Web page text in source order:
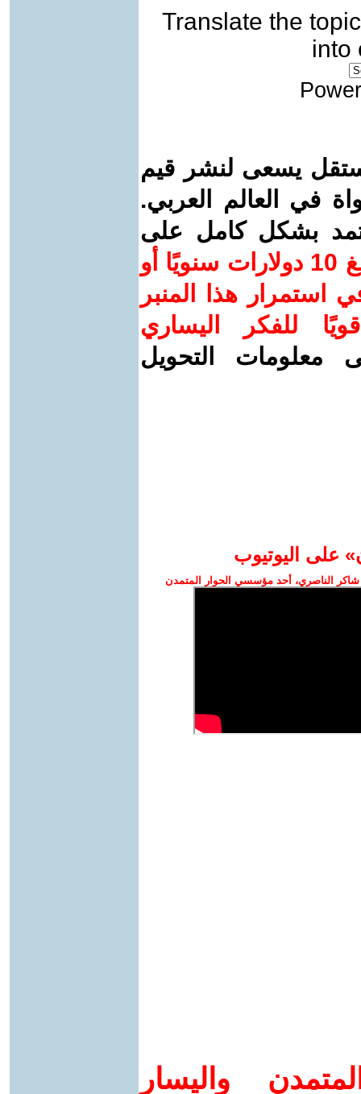
Translate the topic
into
يسعى لنشر قيم
في العالم العربي.
بشكل كامل على
ساهم/ي معنا! بدعمكم بمبلغ 10 دولارات سنويًا أو
استمرار هذا المنبر
للفكر اليساري
معلومات التحويل
على اليوتيوب
الناصري، أحد مؤسسي الحوار المتمدن
واليسار